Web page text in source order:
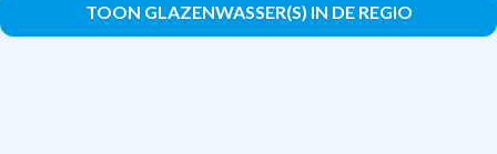
TOON GLAZENWASSER(S) IN DE REGIO